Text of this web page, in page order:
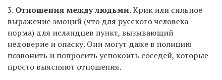
3. Отношения между людьми. Крик или сильное
выражение эмоций (что для русского человека
норма) для исландцев пункт, вызывающий
недоверие и опаску. Они могут даже в полицию
позвонить и попросить успокоить соседей, которые
просто выясняют отношения.